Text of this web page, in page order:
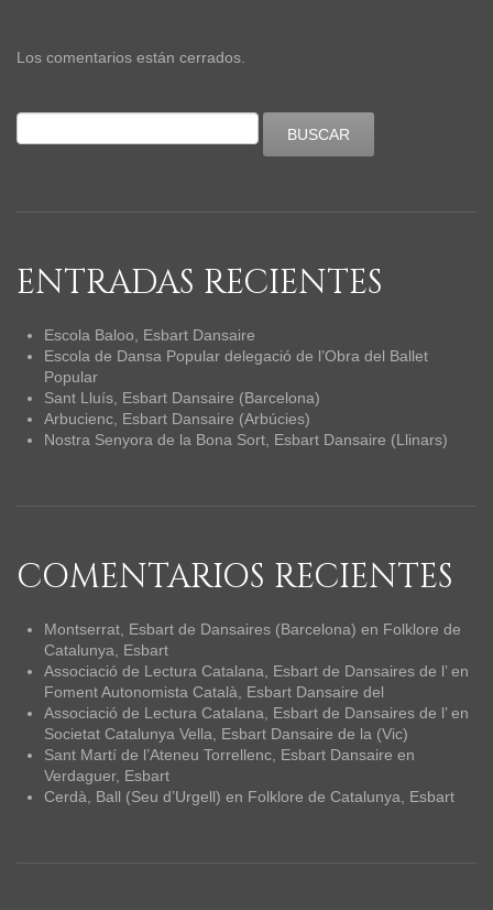
Los comentarios están cerrados.
ENTRADAS RECIENTES
Escola Baloo, Esbart Dansaire
Escola de Dansa Popular delegació de l’Obra del Ballet
Popular
Sant Lluís, Esbart Dansaire (Barcelona)
Arbucienc, Esbart Dansaire (Arbúcies)
Nostra Senyora de la Bona Sort, Esbart Dansaire (Llinars)
COMENTARIOS RECIENTES
Montserrat, Esbart de Dansaires (Barcelona) en Folklore de
Catalunya, Esbart
Associació de Lectura Catalana, Esbart de Dansaires de l’en
Foment Autonomista Català, Esbart Dansaire del
Associació de Lectura Catalana, Esbart de Dansaires de l’en
Societat Catalunya Vella, Esbart Dansaire de la (Vic)
Sant Martí de l’Ateneu Torrellenc, Esbart Dansaire en
Verdaguer, Esbart
Cerdà, Ball (Seu d’Urgell) en Folklore de Catalunya, Esbart